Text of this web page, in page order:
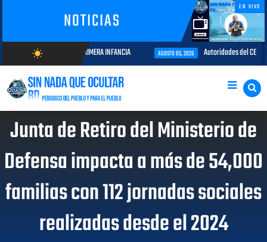
NOTICIAS
EN VIVO
wb_sunny
AGOSTO/9/2026
CON LA PRIMERA INFANCIA AGOSTO 05, 2026 Autoridades del CESAC y
Junta de Retiro del Ministerio de
Defensa impacta a más de 54,000
familias con 112 jornadas sociales
realizadas desde el 2024